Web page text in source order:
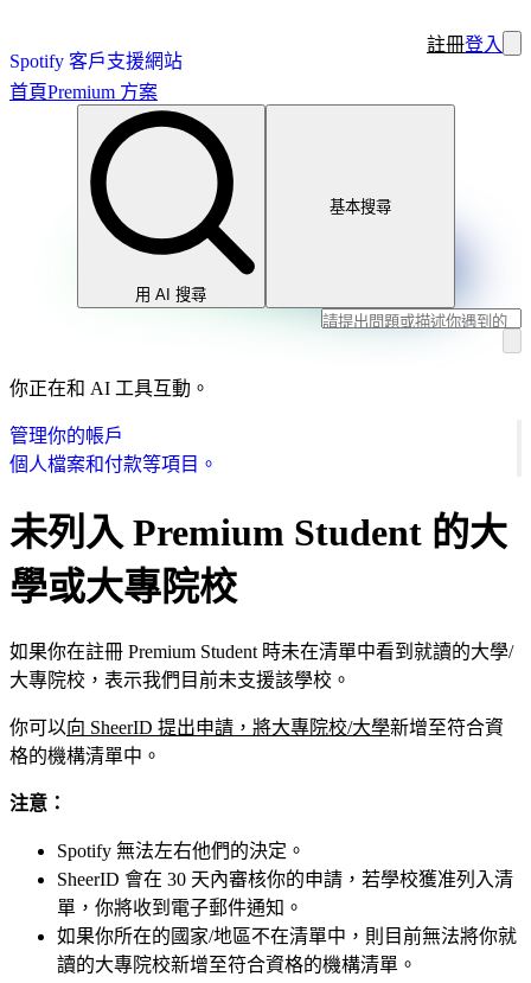
Spotify 客戶支援網站
註冊登入
首頁Premium 方案
用 AI 搜尋
基本搜尋
你正在和 AI 工具互動。
管理你的帳戶
個人檔案和付款等項目。
未列入 Premium Student 的大
學或大專院校
如果你在註冊 Premium Student 時未在清單中看到就讀的大學/
大專院校，表示我們目前未支援該學校。
你可以向 SheerID 提出申請，將大專院校/大學新增至符合資
格的機構清單中。
注意：
Spotify 無法左右他們的決定。
SheerID 會在 30 天內審核你的申請，若學校獲准列入清
單，你將收到電子郵件通知。
如果你所在的國家/地區不在清單中，則目前無法將你就
讀的大專院校新增至符合資格的機構清單。